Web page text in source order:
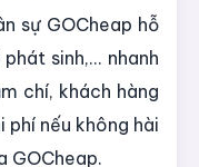
sự GOCheap hỗ
sinh,... nhanh
chí, khách hàng
nếu không hài
GOCheap.